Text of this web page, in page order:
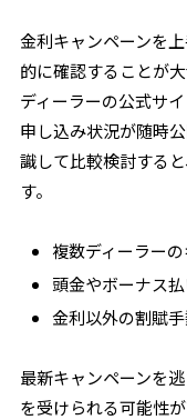
金利キャンペーンを
的に確認することが
ディーラーの公式サ
申し込み状況が随時
識して比較検討する
す。
複数ディーラー
頭金やボーナス
金利以外の割賦
最新キャンペーンを
を受けられる可能性が